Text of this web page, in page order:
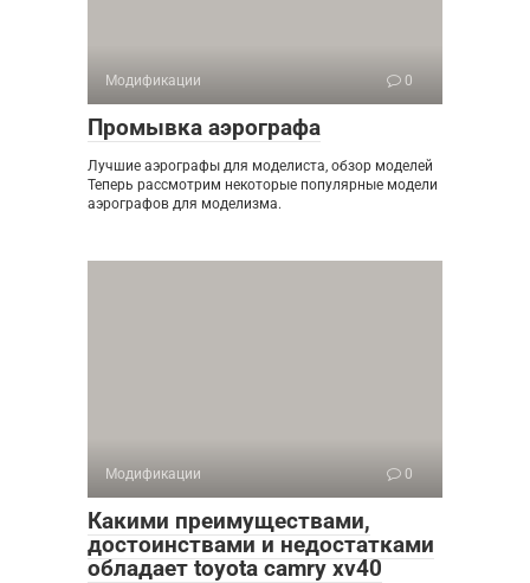
Модификации 0
Промывка аэрографа
Лучшие аэрографы для моделиста, обзор моделей
Теперь рассмотрим некоторые популярные модели
аэрографов для моделизма.
Модификации 0
Какими преимуществами,
достоинствами и недостатками
обладает toyota camry xv40